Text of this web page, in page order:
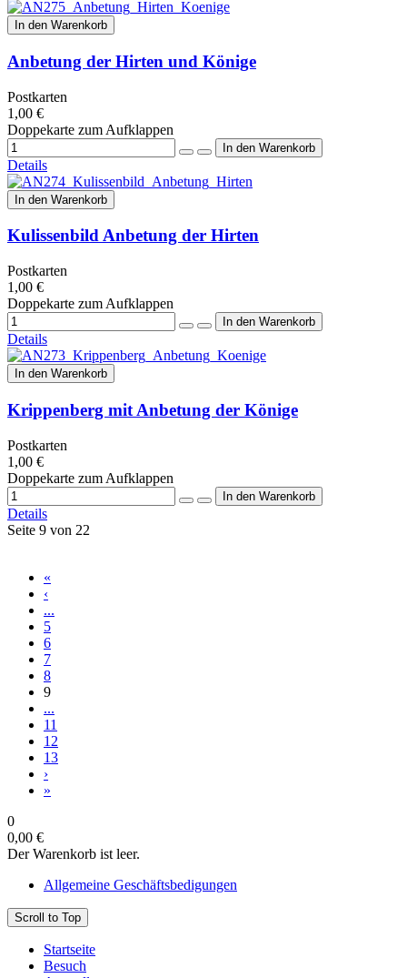
In den Warenkorb
Anbetung der Hirten und Könige
Postkarten
1,00 €
Doppekarte zum Aufklappen
Details
In den Warenkorb
Kulissenbild Anbetung der Hirten
Postkarten
1,00 €
Doppekarte zum Aufklappen
Details
In den Warenkorb
Krippenberg mit Anbetung der Könige
Postkarten
1,00 €
Doppekarte zum Aufklappen
Details
Seite 9 von 22
«
‹
...
5
6
7
8
9
...
11
12
13
›
»
0
0,00 €
Der Warenkorb ist leer.
Allgemeine Geschäftsbedigungen
Scroll to Top
Startseite
Besuch